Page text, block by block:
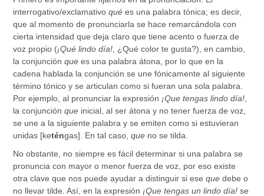
interrogativo/exclamativoqué es una palabra tónica; es decir,
que al momento de pronunciarla se hace remarcándola con
cierta intensidad que deja claro que tiene acento o fuerza de
voz propio (¡Qué lindo día! , ¿Qué color te gusta?), en cambio,
la conjunciónquees una palabra átona, por lo que en la
cadena hablada la conjunción se une fónicamente al siguiente
término tónico y se articulan como si fueran una sola palabra.
Por ejemplo, al pronunciar la expresión ¡Que tengas lindo día!
la conjunciónque inicial, al ser átona y no tener fuerza de voz,
se une a la siguiente palabra y se emiten como si estuvieran
unidas [keténgas]. En tal caso,que no se tilda.
No obstante, no siempre es fácil determinar si una palabra se
pronuncia con mayor o menor fuerza de voz, por eso existe
otra clave que nos puede ayudar a distinguir si eseque debe o
no llevar tilde. Así, en la expresión ¡Que tengas un lindo día!se